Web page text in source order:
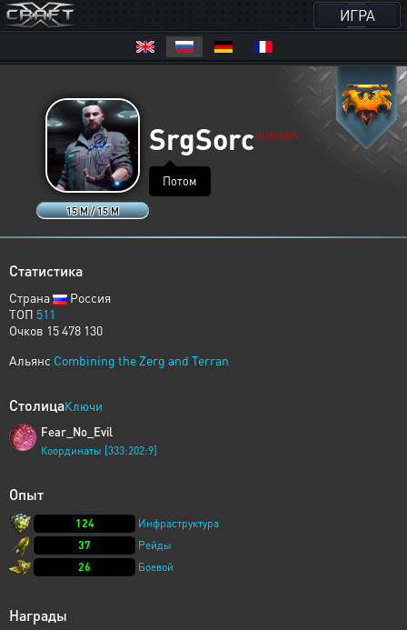
ИГРА
15 M / 15 M
SrgSorcHUMANS
Потом
Статистика
Страна
Россия
ТОП 511
Очков 15 478 130
Альянс Combining the Zerg and Terran
СтолицаКлючи
Fear_No_Evil
Координаты [333:202:9]
Опыт
124
Инфраструктура
37
Рейды
26
Боевой
Награды